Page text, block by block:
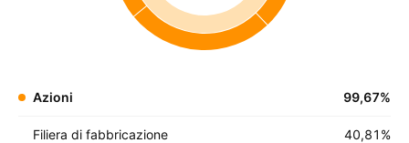
Azioni 99,67%
Filiera di fabbricazione 40,81 %